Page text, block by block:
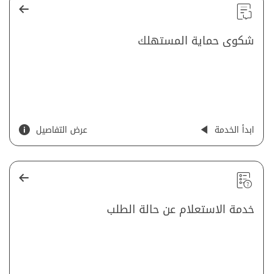
شكوى حماية المستهلك
ابدأ الخدمة عرض التفاصيل
خدمة الاستعلام عن حالة الطلب